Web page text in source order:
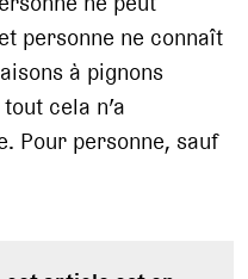
personne ne connaît
à pignons
cela n’a
Pour personne, sauf